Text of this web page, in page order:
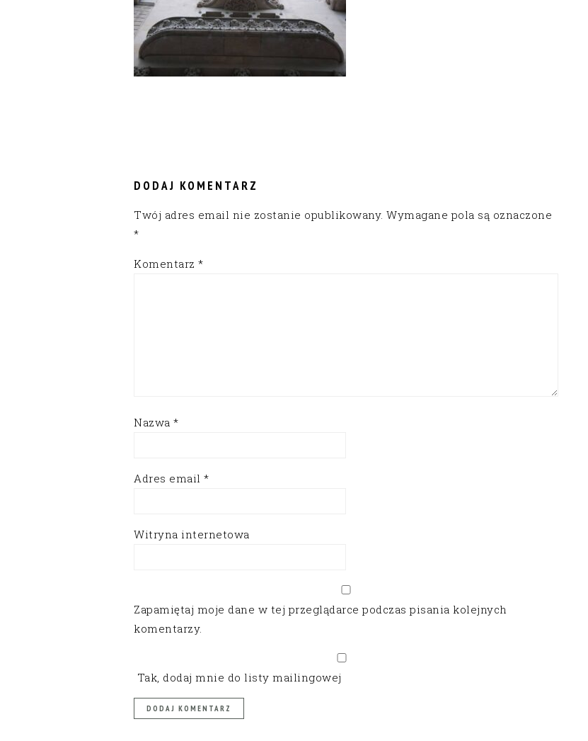
DODAJ KOMENTARZ
Twój adres email nie zostanie opublikowany. Wymagane pola są oznaczone
*
Komentarz *
Nazwa *
Adres email *
Witryna internetowa
Zapamiętaj moje dane w tej przeglądarce podczas pisania kolejnych
komentarzy.
Tak, dodaj mnie do listy mailingowej